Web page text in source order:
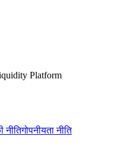
Platform
नीतिगोपनीयता नीति